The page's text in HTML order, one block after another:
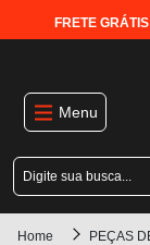
FRETE
Menu
Home PEÇAS